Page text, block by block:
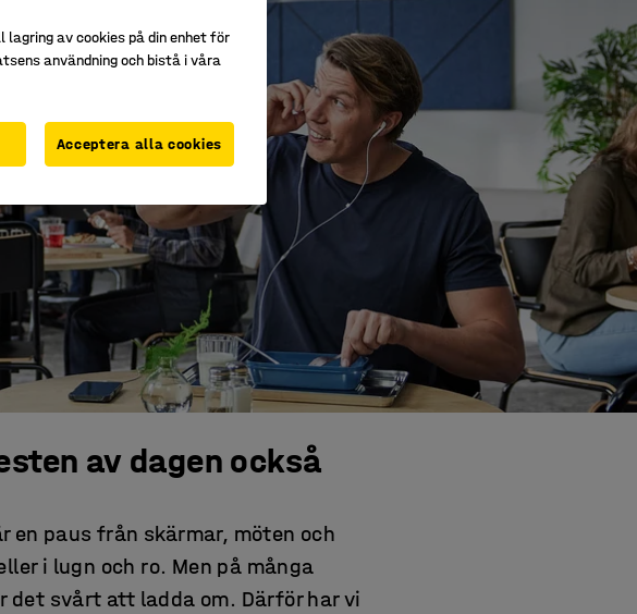
av dagen också
en paus från skärmar, möten och
i lugn och ro. Men på många
svårt att ladda om. Därför har vi
av cookies på din enhet för
användning och bistå i våra
Acceptera alla cookies